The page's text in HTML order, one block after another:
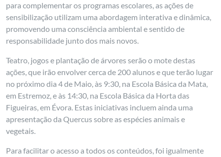
para complementar os programas escolares, as ações de
sensibilização utilizam uma abordagem interativa e dinâmica,
promovendo uma consciência ambiental e sentido de
responsabilidade junto dos mais novos.
Teatro, jogos e plantação de árvores serão o mote destas
ações, que irão envolver cerca de 200 alunos e que terão lugar
no próximo dia 4 de Maio, às 9:30, na Escola Básica da Mata,
em Estremoz, e às 14:30, na Escola Básica da Horta das
Figueiras, em Évora. Estas iniciativas incluem ainda uma
apresentação da Quercus sobre as espécies animais e
vegetais.
Para facilitar o acesso a todos os conteúdos, foi igualmente